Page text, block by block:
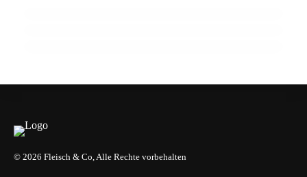
© 2026 Fleisch & Co, Alle Rechte vorbehalten